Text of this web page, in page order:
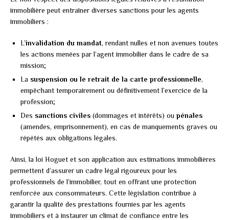
immobilière peut entraîner diverses sanctions pour les agents
immobiliers :
L’invalidation du mandat, rendant nulles et non avenues toutes
les actions menées par l’agent immobilier dans le cadre de sa
mission;
La suspension ou le retrait de la carte professionnelle,
empêchant temporairement ou définitivement l’exercice de la
profession;
Des sanctions civiles (dommages et intérêts) ou pénales
(amendes, emprisonnement), en cas de manquements graves ou
répétés aux obligations légales.
Ainsi, la loi Hoguet et son application aux estimations immobilières
permettent d’assurer un cadre légal rigoureux pour les
professionnels de l’immobilier, tout en offrant une protection
renforcée aux consommateurs. Cette législation contribue à
garantir la qualité des prestations fournies par les agents
immobiliers et à instaurer un climat de confiance entre les